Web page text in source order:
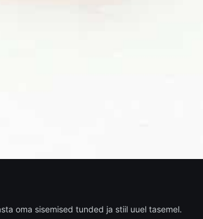
oma sisemised tunded ja stiil uuel tasemel.